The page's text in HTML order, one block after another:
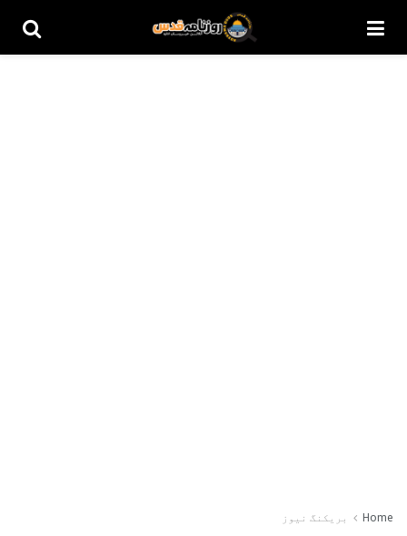
Home بریکنگ نیوز